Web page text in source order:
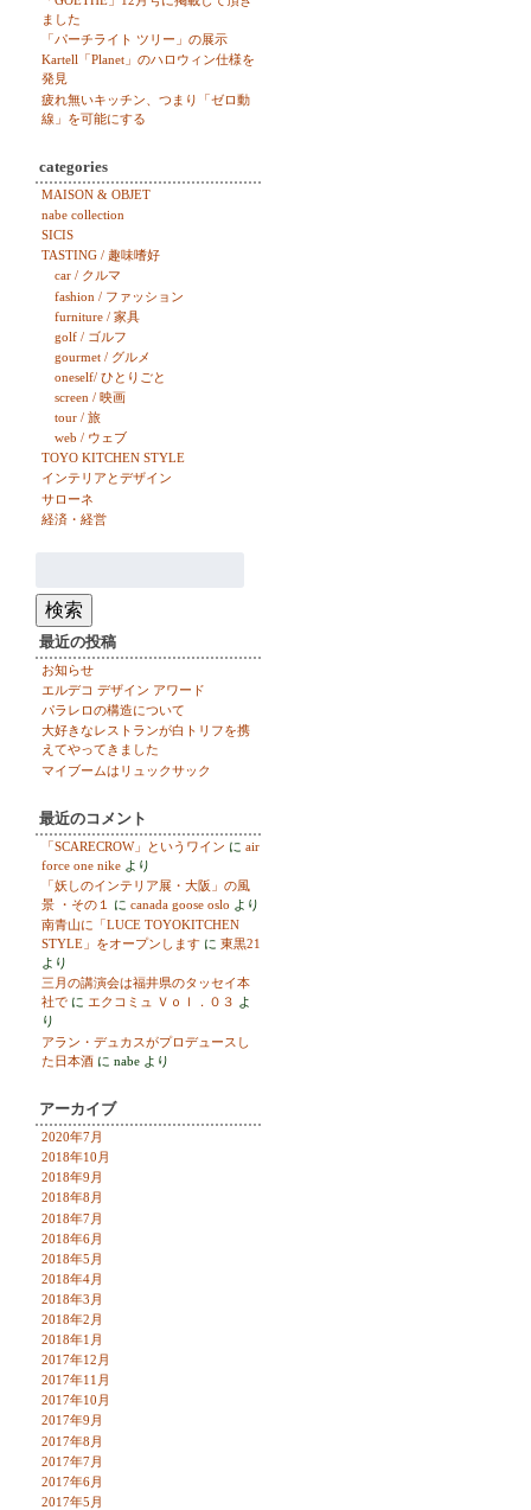
ました
「パーチライト ツリー」の展示
Kartell「Planet」のハロウィン仕様を
発見
疲れ無いキッチン、つまり「ゼロ動
線」を可能にする
categories
MAISON & OBJET
nabe collection
SICIS
TASTING / 趣味嗜好
car / クルマ
fashion / ファッション
furniture / 家具
golf / ゴルフ
gourmet / グルメ
oneself/ ひとりごと
screen / 映画
tour / 旅
web / ウェブ
TOYO KITCHEN STYLE
インテリアとデザイン
サローネ
経済・経営
索:
検索
最近の投稿
お知らせ
エルデコ デザイン アワード
パラレロの構造について
大好きなレストランが白トリフを携
えてやってきました
マイブームはリュックサック
最近のコメント
「SCARECROW」というワイン に air
force one nike より
「妖しのインテリア展・大阪」の風
景 ・その１
に canada goose oslo より
南青山に「LUCE TOYOKITCHEN
STYLE」をオープンします に 東黒21
より
三月の講演会は福井県のタッセイ本
社で に エクコミュ Ｖｏｌ．０３ よ
り
アラン・デュカスがプロデュースし
た日本酒 に nabe より
アーカイブ
2020年7月
2018年10月
2018年9月
2018年8月
2018年7月
2018年6月
2018年5月
2018年4月
2018年3月
2018年2月
2018年1月
2017年12月
2017年11月
2017年10月
2017年9月
2017年8月
2017年7月
2017年6月
2017年5月